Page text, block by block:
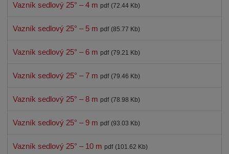
Vazník sedlový 25° – 4 m pdf (72.44 Kb)
Vazník sedlový 25° – 5 m pdf (85.77 Kb)
Vazník sedlový 25° – 6 m pdf (79.21 Kb)
Vazník sedlový 25° – 7 m pdf (79.46 Kb)
Vazník sedlový 25° – 8 m pdf (78.98 Kb)
Vazník sedlový 25° – 9 m pdf (93.03 Kb)
Vazník sedlový 25° – 10 m pdf (101.62 Kb)